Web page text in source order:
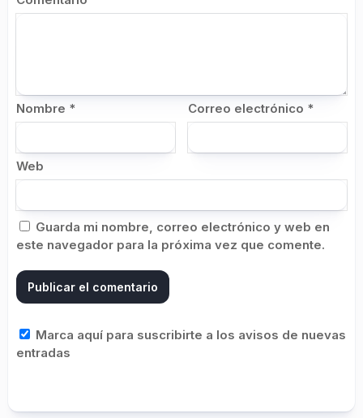
Nombre * Correo electrónico *
Web
Guarda mi nombre, correo electrónico y web en
este navegador para la próxima vez que comente.
Marca aquí para suscribirte a los avisos de nuevas
entradas